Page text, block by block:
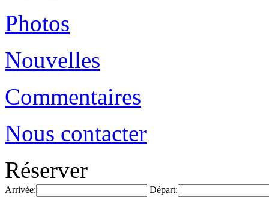
Photos
Nouvelles
Commentaires
Nous contacter
Réserver
Arrivée: Départ: